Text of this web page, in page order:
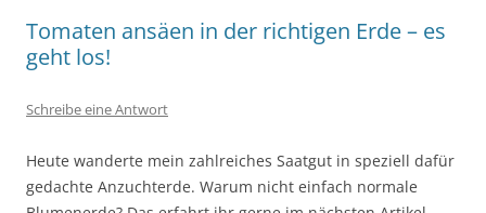
Tomaten ansäen in der richtigen Erde – es
geht los!
Schreibe eine Antwort
Heute wanderte mein zahlreiches Saatgut in speziell dafür
gedachte Anzuchterde. Warum nicht einfach normale